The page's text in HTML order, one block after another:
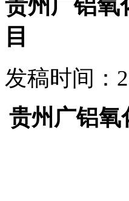
贵州广铝氧
目
发稿时间：
贵州广铝氧